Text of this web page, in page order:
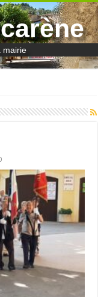
mairie